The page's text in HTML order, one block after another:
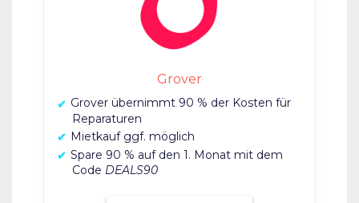
Grover
Grover übernimmt 90 % der Kosten für
Reparaturen
Mietkauf ggf. möglich
Spare 90 % auf den 1. Monat mit dem
Code DEALS90